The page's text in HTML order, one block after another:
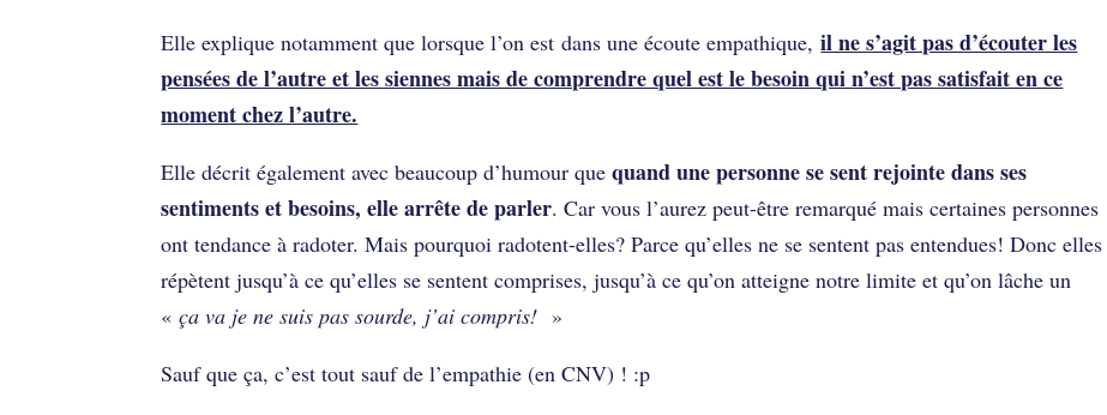
Elle explique notamment que lorsque l’on est dans une écoute empathique,il ne s’agit pas d’écouter les
pensées de l’autre et les siennes mais de comprendre quel est le besoin qui n’est pas satisfait en ce
moment chez l’autre.
Elle décrit également avec beaucoup d’humour quequand une personne se sent rejointe dans ses
sentiments et besoins, elle arrête de parler. Car vous l’aurez peut-être remarqué mais certaines personnes
ont tendance à radoter. Mais pourquoi radotent-elles? Parce qu’elles ne se sentent pas entendues! Donc elles
répètent jusqu’à ce qu’elles se sentent comprises, jusqu’à ce qu’on atteigne notre limite et qu’on lâche un
«ça va je ne suis pas sourde, j’ai compris! »
Sauf que ça, c’est tout sauf de l’empathie (en CNV) ! :p